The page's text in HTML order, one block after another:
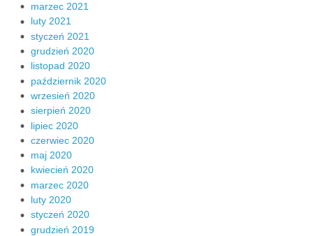
marzec 2021
luty 2021
styczeń 2021
grudzień 2020
listopad 2020
październik 2020
wrzesień 2020
sierpień 2020
lipiec 2020
czerwiec 2020
maj 2020
kwiecień 2020
marzec 2020
luty 2020
styczeń 2020
grudzień 2019